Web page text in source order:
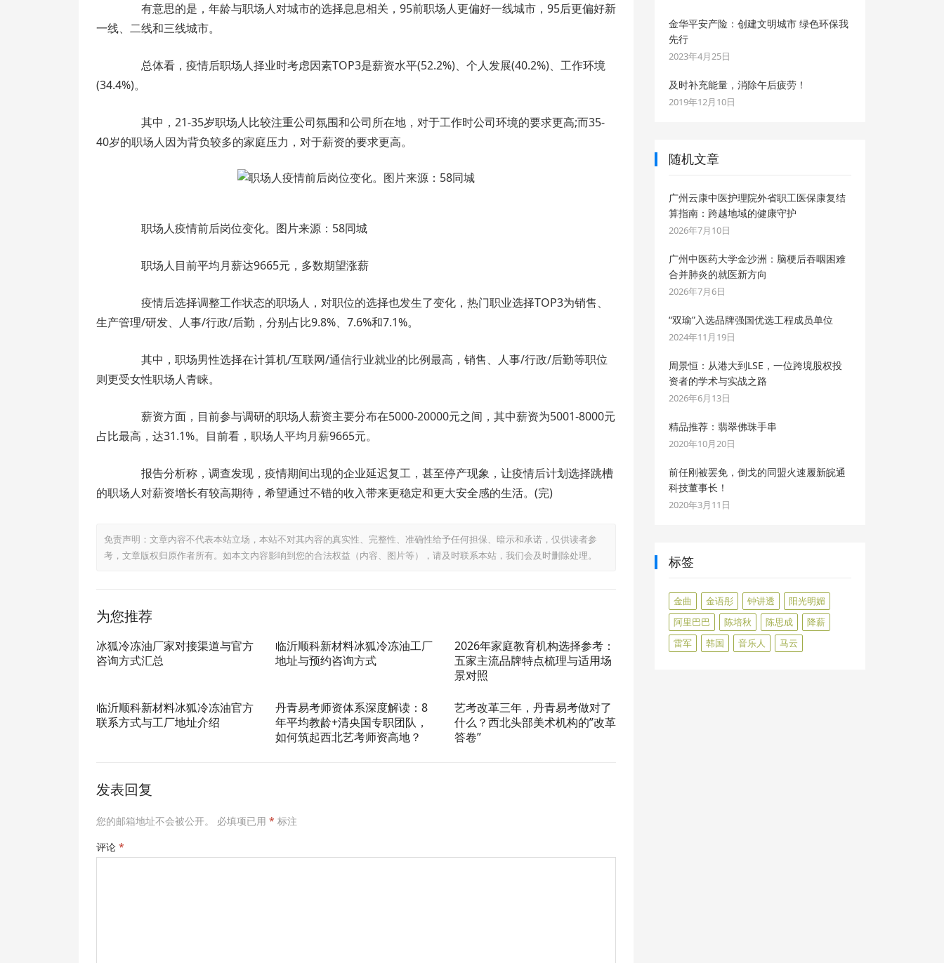
有意思的是，年龄与职场人对城市的选择息息相关，95前职场人更偏好一线城市，95后更偏好新
一线、二线和三线城市。
总体看，疫情后职场人择业时考虑因素TOP3是薪资水平(52.2%)、个人发展(40.2%)、工作环境
(34.4%)。
其中，21-35岁职场人比较注重公司氛围和公司所在地，对于工作时公司环境的要求更高;而35-
40岁的职场人因为背负较多的家庭压力，对于薪资的要求更高。
职场人疫情前后岗位变化。图片来源：58同城
职场人目前平均月薪达9665元，多数期望涨薪
疫情后选择调整工作状态的职场人，对职位的选择也发生了变化，热门职业选择TOP3为销售、
生产管理/研发、人事/行政/后勤，分别占比9.8%、7.6%和7.1%。
其中，职场男性选择在计算机/互联网/通信行业就业的比例最高，销售、人事/行政/后勤等职位
则更受女性职场人青睐。
薪资方面，目前参与调研的职场人薪资主要分布在5000-20000元之间，其中薪资为5001-8000元
占比最高，达31.1%。目前看，职场人平均月薪9665元。
报告分析称，调查发现，疫情期间出现的企业延迟复工，甚至停产现象，让疫情后计划选择跳槽
的职场人对薪资增长有较高期待，希望通过不错的收入带来更稳定和更大安全感的生活。(完)
免责声明：文章内容不代表本站立场，本站不对其内容的真实性、完整性、准确性给予任何担保、暗示和承诺，仅供读者参
考，文章版权归原作者所有。如本文内容影响到您的合法权益（内容、图片等），请及时联系本站，我们会及时删除处理。
为您推荐
冰狐冷冻油厂家对接渠道与官方
咨询方式汇总
临沂顺科新材料冰狐冷冻油工厂
地址与预约咨询方式
2026年家庭教育机构选择参考：
五家主流品牌特点梳理与适用场
景对照
临沂顺科新材料冰狐冷冻油官方
联系方式与工厂地址介绍
丹青易考师资体系深度解读：8
年平均教龄+清央国专职团队，
如何筑起西北艺考师资高地？
艺考改革三年，丹青易考做对了
什么？西北头部美术机构的”改革
答卷”
发表回复
您的邮箱地址不会被公开。 必填项已用 * 标注
评论 *
金华平安产险：创建文明城市 绿色环保我
先行
2023年4月25日
及时补充能量，消除午后疲劳！
2019年12月10日
随机文章
广州云康中医护理院外省职工医保康复结
算指南：跨越地域的健康守护
2026年7月10日
广州中医药大学金沙洲：脑梗后吞咽困难
合并肺炎的就医新方向
2026年7月6日
“双瑜”入选品牌强国优选工程成员单位
2024年11月19日
周景恒：从港大到LSE，一位跨境股权投
资者的学术与实战之路
2026年6月13日
精品推荐：翡翠佛珠手串
2020年10月20日
前任刚被罢免，倒戈的同盟火速履新皖通
科技董事长！
2020年3月11日
标签
金曲 金语彤 钟讲透
阳光明媚
阿里巴巴
陈培秋 陈思成
降薪
雷军
韩国 音乐人 马云